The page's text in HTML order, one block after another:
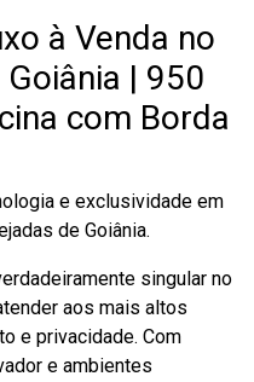
à Venda no
| 950
com Borda
e exclusividade em
de Goiânia.
singular no
aos mais altos
e privacidade. Com
e ambientes